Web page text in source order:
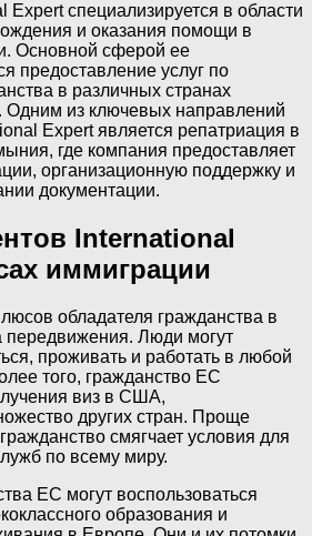
специализируется в области
и оказания помощи в
Основной сферой ее
предоставление услуг по
в различных странах
Одним из ключевых направлений
Expert является репатриация в
где компания предоставляет
организационную поддержку и
документации.
International
иммиграции
обладателя гражданства в
передвижения. Люди могут
проживать и работать в любой
того, гражданство ЕС
виз в США,
других стран. Проще
смягчает условия для
по всему миру.
ЕС могут воспользоваться
образования и